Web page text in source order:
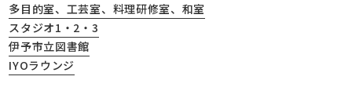
多目的室、工芸室、料理研修室、和室
スタジオ1・2・3
伊予市立図書館
IYOラウンジ